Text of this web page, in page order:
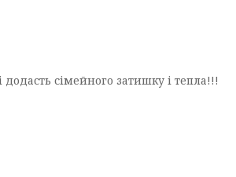
сімейного затишку і тепла!!!